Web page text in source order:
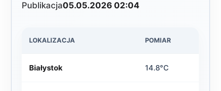
Publikacja05.05.2026 02:04
LOKALIZACJA POMIAR
Białystok 14.8°C